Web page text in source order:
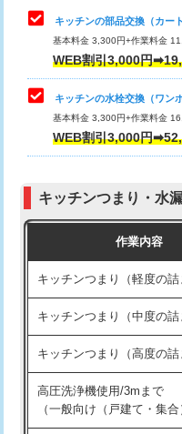
給水管工事※（塩ビ管（VP
用/3ｍまで)
給水管工事※（塩ビ管（
用（追加）/3ｍ超え)
給水管工事※（ライニン
管・ポリ管・HT管使用/3
管・ポリ管・HT管使用/3
排水管工事（土の掘削・埋
排水管工事（排水管工事/3
排水管工事（追加 排水管
マス交換（土の掘削・埋め
マス交換（深さ50㎝未満）
理・調整・分解・加工など
止水・漏水調査・防水処
理・調整・分解・加工な
お風呂タンク脱着
その他部品の脱着
式・ワンホール）)
交換・取付(排水栓・排水ト
持込商品取付（単水栓）
キッチンの部品交換（カー
基本料金 3,300円+作業料金
WEB割引3,000円
キッチンの水栓交換（ワン
基本料金 3,300円+作業料金
WEB割引3,000円
キッチンつまり・水
作業内容
キッチンつまり（軽度の詰
キッチンつまり（中度の詰
キッチンつまり（高度の詰
高圧洗浄機使用/3mまで
（一般向け（戸建て・集合